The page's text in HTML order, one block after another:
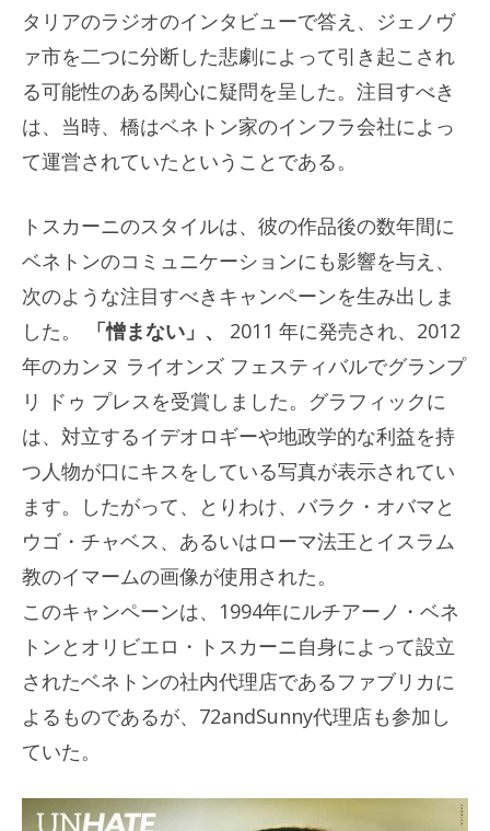
タリアのラジオのインタビューで答え、ジェノヴ
ァ市を二つに分断した悲劇によって引き起こされ
る可能性のある関心に疑問を呈した。注目すべき
は、当時、橋はベネトン家のインフラ会社によっ
て運営されていたということである。
トスカーニのスタイルは、彼の作品後の数年間に
ベネトンのコミュニケーションにも影響を与え、
次のような注目すべきキャンペーンを生み出しま
した。
「憎まない」、 2011 年に発売され、2012
年のカンヌ ライオンズ フェスティバルでグランプ
リ ドゥ プレスを受賞しました。グラフィックに
は、対立するイデオロギーや地政学的な利益を持
つ人物が口にキスをしている写真が表示されてい
ます。したがって、とりわけ、バラク・オバマと
ウゴ・チャベス、あるいはローマ法王とイスラム
教のイマームの画像が使用された。
このキャンペーンは、1994年にルチアーノ・ベネ
トンとオリビエロ・トスカーニ自身によって設立
されたベネトンの社内代理店であるファブリカに
よるものであるが、72andSunny代理店も参加し
ていた。